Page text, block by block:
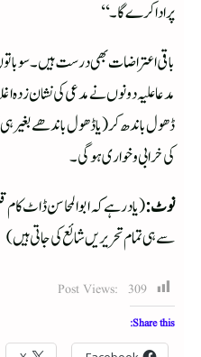
پر ادا کرے گا۔‘‘
باقی اعتراضات بھی درست ہیں۔ سو
مدعا علیہ دونوں نے مدعی کی نشان زدہ
ڈھول باندھ کر (یا ڈھول باندھے بغیر
کی خرابی و خواری ہوگی۔
نوٹ:(یاد رہے کہ ابو المحاسن ڈاٹ
سے ہی تمام تحریریں شائع کی جاتی ہیں)
Post Views: 309
Share this: